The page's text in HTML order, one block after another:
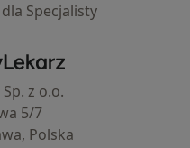
Specjalisty
- Strona główna
z o.o.
5/7
Polska